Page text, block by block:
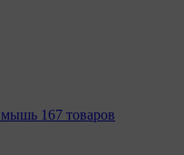
мышь 167 товаров